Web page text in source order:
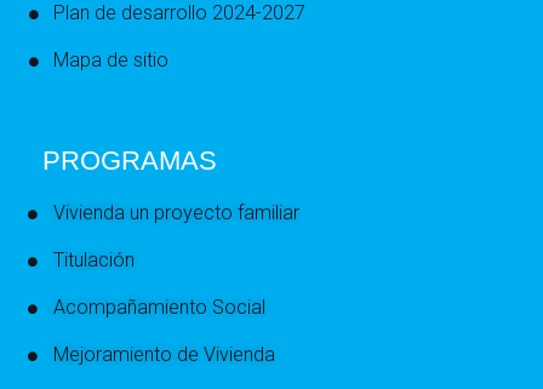
Plan de desarrollo 2024-2027
Mapa de sitio
PROGRAMAS
Vivienda un proyecto familiar
Titulación
Acompañamiento Social
Mejoramiento de Vivienda